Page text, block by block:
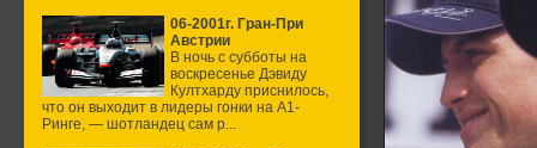
06-2001г. Гран-При
Австрии
В ночь с субботы на
воскресенье Дэвиду
Култхарду приснилось,
что он выходит в лидеры гонки на А1-
Ринге, — шотландец сам р...